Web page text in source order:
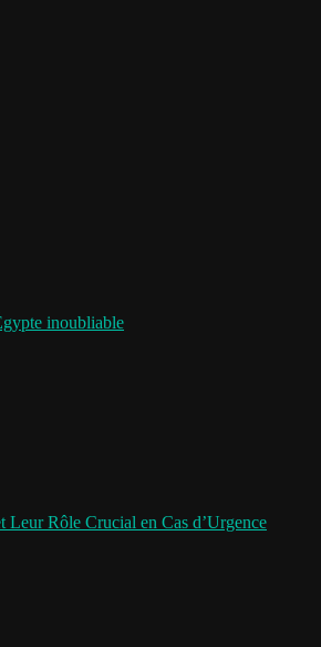
inoubliable
Leur Rôle Crucial en Cas d’Urgence